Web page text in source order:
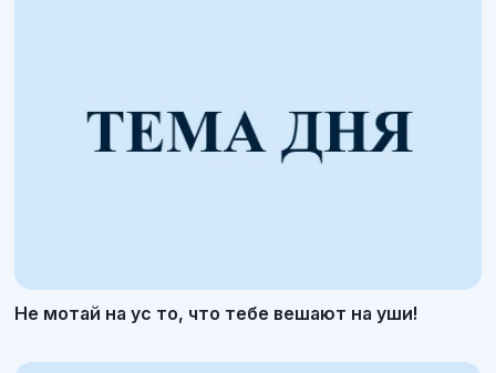
Не мотай на ус то, что тебе вешают на уши!